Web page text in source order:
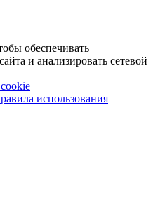
обеспечивать
и анализировать сетевой
использования